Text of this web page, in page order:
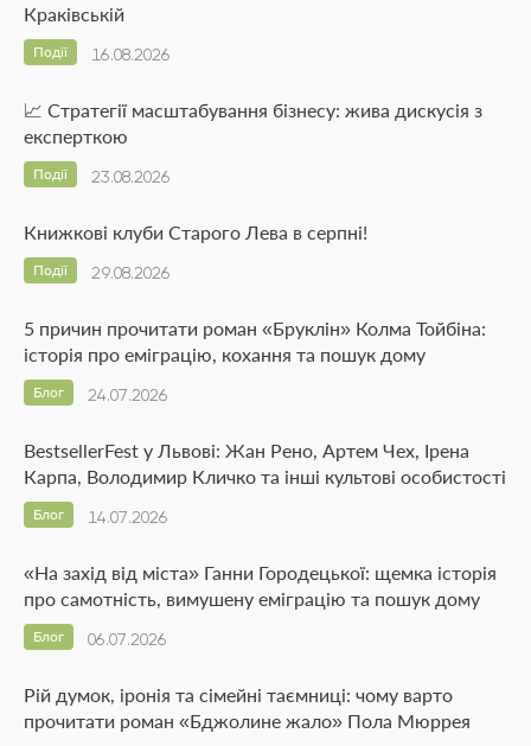
Краківській
16.08.2026
Події
📈 Стратегії масштабування бізнесу: жива дискусія з
експерткою
23.08.2026
Події
Книжкові клуби Старого Лева в серпні!
29.08.2026
Події
5 причин прочитати роман «Бруклін» Колма Тойбіна:
історія про еміграцію, кохання та пошук дому
24.07.2026
Блог
BestsellerFest у Львові: Жан Рено, Артем Чех, Ірена
Карпа, Володимир Кличко та інші культові особистості
14.07.2026
Блог
«На захід від міста» Ганни Городецької: щемка історія
про самотність, вимушену еміграцію та пошук дому
06.07.2026
Блог
Рій думок, іронія та сімейні таємниці: чому варто
прочитати роман «Бджолине жало» Пола Мюррея